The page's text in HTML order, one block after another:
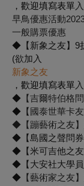
，歡迎填寫表單
早鳥優惠活動
一般購票優惠
◆【新象之友】9
(欲加入
新象之友
，歡迎填寫表單
◆ 【吉爾特伯格
◆【國泰世華卡友
◆【蹦藝術之友】
◆【島國之聲問
◆【米可吉他之
◆【大安社大學
◆ 【藝術家之友